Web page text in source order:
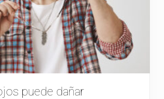
puede dañar